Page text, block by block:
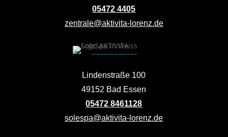
05472 4405
zentrale@aktivita-lorenz.de
Lindenstraße 100
49152 Bad Essen
05472 8461128
solespa@aktivita-lorenz.de